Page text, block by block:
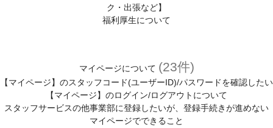
ク・出張など】
福利厚生について
マイページについて (23件)
【マイページ】のスタッフコード(ユーザーID)/パスワードを確認したい
【マイページ】のログイン/ログアウトについて
スタッフサービスの他事業部に登録したいが、登録手続きが進めない
マイページでできること